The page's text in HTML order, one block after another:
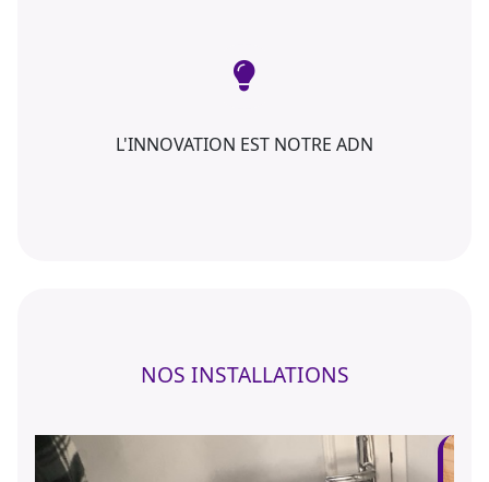
L'INNOVATION EST NOTRE ADN
NOS INSTALLATIONS